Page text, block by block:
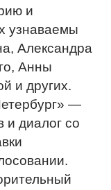
и
узнаваемы
Александра
Анны
и других.
—
и диалог со